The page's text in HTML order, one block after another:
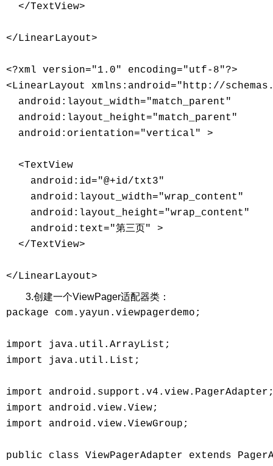
  </TextView>
</LinearLayout>
<?xml version="1.0" encoding="utf-8"?>
<LinearLayout xmlns:android="http://
  android:layout_width="match_parent"
  android:layout_height="match_parent"
  android:orientation="vertical" >
  <TextView
    android:id="@+id/txt3"
    android:layout_width="wrap_content"
    android:layout_height="wrap_content"
    android:text="第三页" >
  </TextView>
3.创建一个ViewPager适配器类：
package com.yayun.viewpagerdemo;
import java.util.ArrayList;
import java.util.List;
import
import android.view.View;
import android.view.ViewGroup;
public class ViewPagerAdapter extends